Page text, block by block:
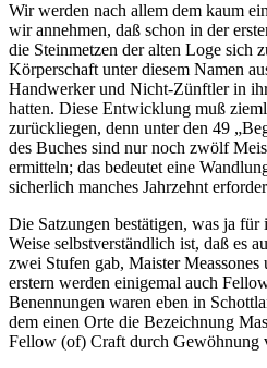
Wir werden nach allem dem kaum
wir annehmen, daß schon in der
die Steinmetzen der alten Loge sich
Körperschaft unter diesem Namen
Handwerker und Nicht-Zünftler in
hatten. Diese Entwicklung muß
zurückliegen, denn unter den 49
des Buches sind nur noch zwölf
ermitteln; das bedeutet eine
sicherlich manches Jahrzehnt
Die Satzungen bestätigen, was ja für
Weise selbstverständlich ist, daß es
zwei Stufen gab, Maister Meassones
erstern werden einigemal auch
Benennungen waren eben in
dem einen Orte die Bezeichnung
Fellow (of) Craft durch Gewöhnung